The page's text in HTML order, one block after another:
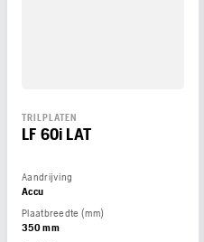
TRILPLATEN
LF 60i LAT
Aandrijving
Accu
Plaatbreedte (mm)
350 mm